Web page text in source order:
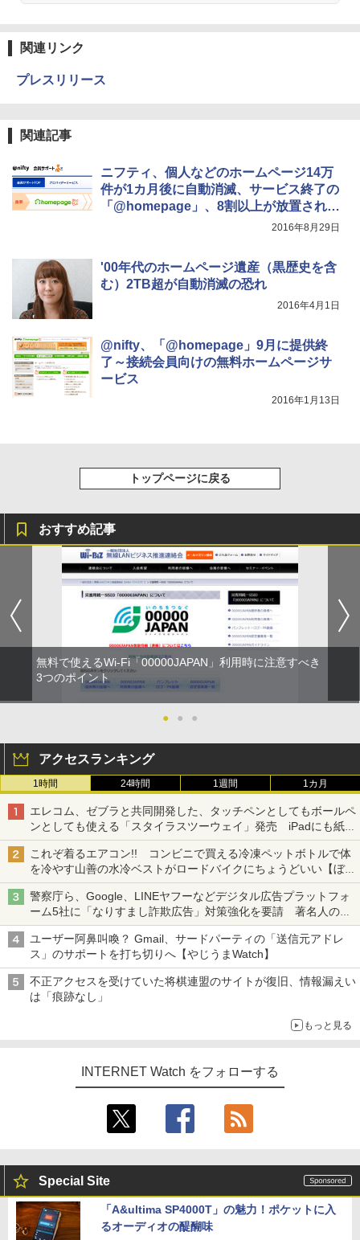
関連リンク
プレスリリース
関連記事
ニフティ、個人などのホームページ14万
件が1カ月後に自動消滅、サービス終了の
「@homepage」、8割以上が放置された
2016年8月29日
'00年代のホームページ遺産（黒歴史を含
む）2TB超が自動消滅の恐れ
2016年4月1日
@nifty、「@homepage」9月に提供終
了～接続会員向けの無料ホームページサ
ービス
2016年1月13日
トップページに戻る
おすすめ記事
無料で使えるWi-Fi「00000JAPAN」利用時に注意すべき
3つのポイント
● ● ●
アクセスランキング
1時間 24時間 1週間 1カ月
エレコム、ゼブラと共同開発した、タッチペンとしてもボールペ
ンとしても使える「スタイラスツーウェイ」発売 iPadにも紙に
も、持ち替えずに書き込める
これぞ着るエアコン!! コンビニで買える冷凍ペットボトルで体
を冷やす山善の水冷ベストがロードバイクにちょうどいい【ぼっ
ち・ざ・ろーど！その14】【空いた時間でなにしてる？】
警察庁ら、Google、LINEヤフーなどデジタル広告プラットフォ
ーム5社に「なりすまし詐欺広告」対策強化を要請 著名人の写
真や映像を使った投資詐欺などへの対策として
ユーザー阿鼻叫喚？ Gmail、サードパーティの「送信元アドレ
ス」のサポートを打ち切りへ【やじうまWatch】
不正アクセスを受けていた将棋連盟のサイトが復旧、情報漏えい
は「痕跡なし」
もっと見る
INTERNET Watch をフォローする
Special Site
「A&ultima SP4000T」の魅力！ポケットに入
るオーディオの醍醐味